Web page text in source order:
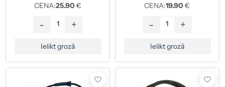
CENA:25.90 €
- +
Ielikt grozā
CENA:19.90 €
- +
Ielikt grozā